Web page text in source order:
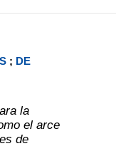
; DE
la
el arce
de